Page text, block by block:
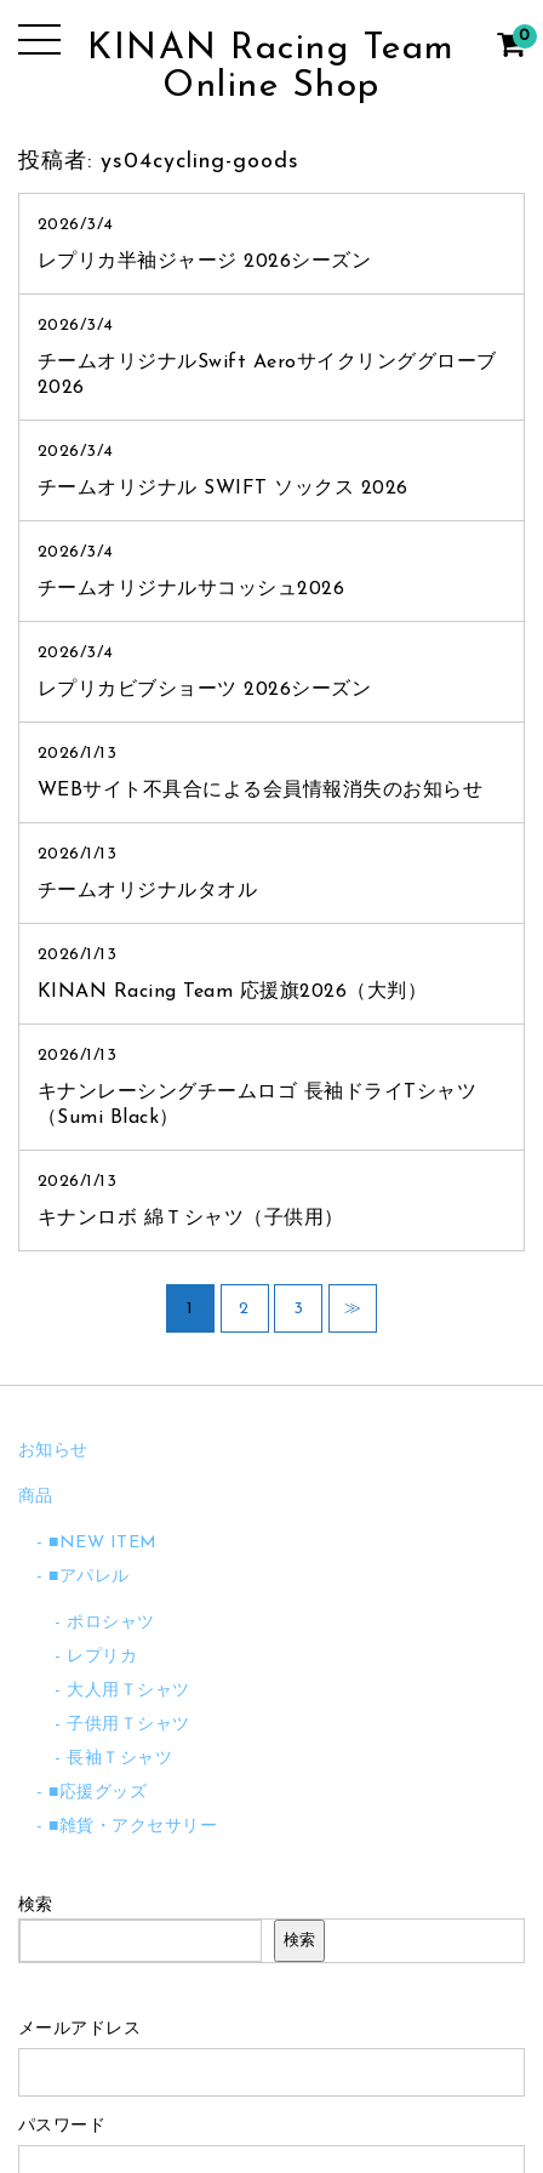
KINAN Racing Team
Online Shop
0
投稿者: ys04cycling-goods
2026/3/4
レプリカ半袖ジャージ 2026シーズン
2026/3/4
チームオリジナルSwift Aeroサイクリンググローブ
2026
2026/3/4
チームオリジナル SWIFT ソックス 2026
2026/3/4
チームオリジナルサコッシュ2026
2026/3/4
レプリカビブショーツ 2026シーズン
2026/1/13
WEBサイト不具合による会員情報消失のお知らせ
2026/1/13
チームオリジナルタオル
2026/1/13
KINAN Racing Team 応援旗2026（大判）
2026/1/13
キナンレーシングチームロゴ 長袖ドライTシャツ
（Sumi Black）
2026/1/13
キナンロボ 綿Ｔシャツ（子供用）
1 2 3 ≫
お知らせ
商品
■NEW ITEM
■アパレル
ポロシャツ
レプリカ
大人用Ｔシャツ
子供用Ｔシャツ
長袖Ｔシャツ
■応援グッズ
■雑貨・アクセサリー
検索
検索
メールアドレス
パスワード